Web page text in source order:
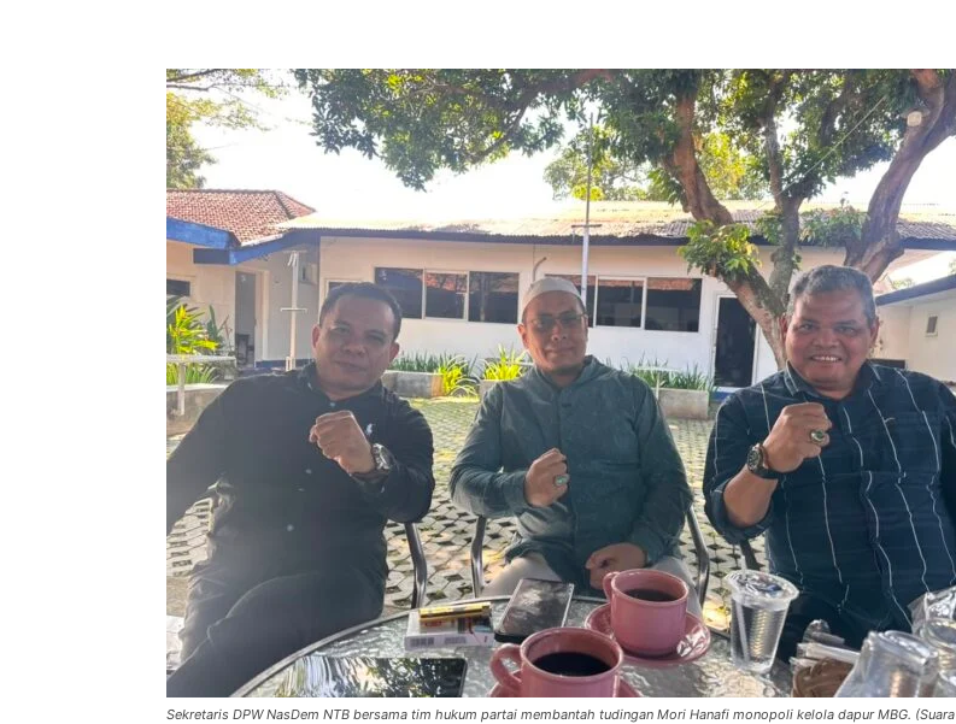
Sekretaris DPW NasDem NTB bersama tim hukum partai membantah tudingan Mori Hanafi monopoli kelola dapur MBG. (Suara